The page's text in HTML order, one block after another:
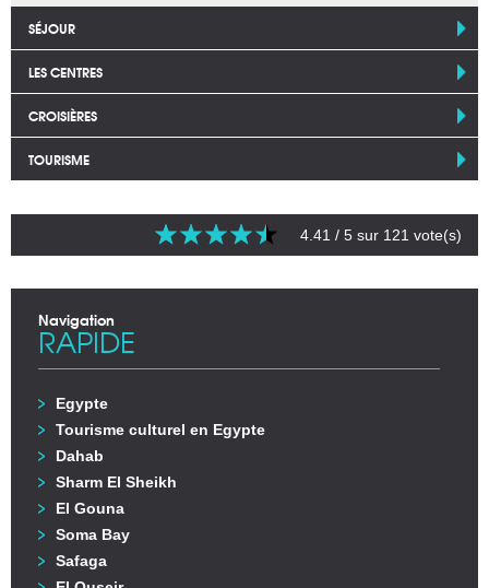
SÉJOUR
LES CENTRES
CROISIÈRES
TOURISME
4.41 / 5 sur 121 vote(s)
Navigation
RAPIDE
Egypte
Tourisme culturel en Egypte
Dahab
Sharm El Sheikh
El Gouna
Soma Bay
Safaga